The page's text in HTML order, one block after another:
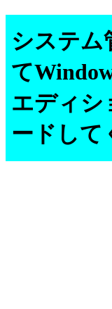
システム
て
エディシ
ードして